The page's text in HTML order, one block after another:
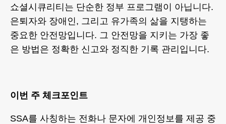
쇼셜시큐리티는 단순한 정부 프로그램이 아닙니다.
은퇴자와 장애인, 그리고 유가족의 삶을 지탱하는
중요한 안전망입니다. 그 안전망을 지키는 가장 좋
은 방법은 정확한 신고와 정직한 기록 관리입니다.
이번 주 체크포인트
SSA를 사칭하는 전화나 문자에 개인정보를 제공 중